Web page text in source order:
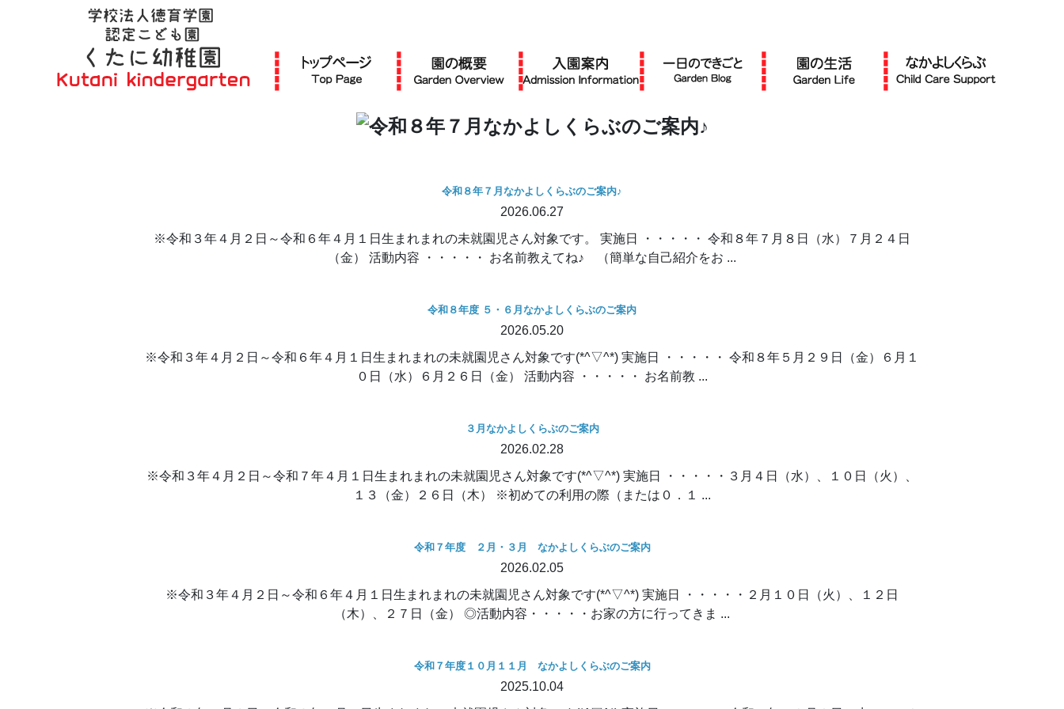
令和８年７月なかよしくらぶのご案内♪
2026.06.27
※令和３年４月２日～令和６年４月１日生まれまれの未就園児さん対象です。 実施日 ・・・・・ 令和８年７月８日（水）７月２４日
（金） 活動内容 ・・・・・ お名前教えてね♪ （簡単な自己紹介をお ...
令和８年度 ５・６月なかよしくらぶのご案内
2026.05.20
※令和３年４月２日～令和６年４月１日生まれまれの未就園児さん対象です(*^▽^*) 実施日 ・・・・・ 令和８年５月２９日（金）６月１
０日（水）６月２６日（金） 活動内容 ・・・・・ お名前教 ...
３月なかよしくらぶのご案内
2026.02.28
※令和３年４月２日～令和７年４月１日生まれまれの未就園児さん対象です(*^▽^*) 実施日 ・・・・・３月４日（水）、１０日（火）、
１３（金）２６日（木） ※初めての利用の際（または０．１ ...
令和７年度 ２月・３月 なかよしくらぶのご案内
2026.02.05
※令和３年４月２日～令和６年４月１日生まれまれの未就園児さん対象です(*^▽^*) 実施日 ・・・・・２月１０日（火）、１２日
（木）、２７日（金） ◎活動内容・・・・・お家の方に行ってきま ...
令和７年度１０月１１月 なかよしくらぶのご案内
2025.10.04